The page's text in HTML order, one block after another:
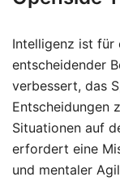
Intelligenz ist für
entscheidender
verbessert, das
Entscheidungen
Situationen auf
erfordert eine
und mentaler